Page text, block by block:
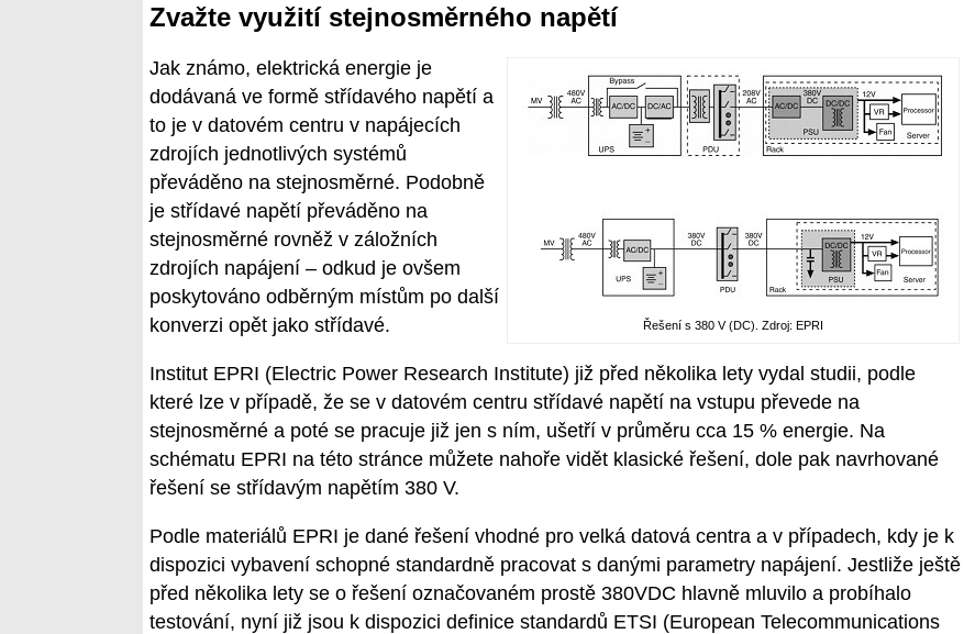
Zvažte využití stejnosměrného napětí
Řešení s 380 V (DC). Zdroj: EPRI
Jak známo, elektrická energie je
dodávaná ve formě střídavého napětí a
to je v datovém centru v napájecích
zdrojích jednotlivých systémů
převáděno na stejnosměrné. Podobně
je střídavé napětí převáděno na
stejnosměrné rovněž v záložních
zdrojích napájení – odkud je ovšem
poskytováno odběrným místům po další
konverzi opět jako střídavé.
Institut EPRI (Electric Power Research Institute) již před několika lety vydal studii, podle
které lze v případě, že se v datovém centru střídavé napětí na vstupu převede na
stejnosměrné a poté se pracuje již jen s ním, ušetří v průměru cca 15 % energie. Na
schématu EPRI na této stránce můžete nahoře vidět klasické řešení, dole pak navrhované
řešení se střídavým napětím 380 V.
Podle materiálů EPRI je dané řešení vhodné pro velká datová centra a v případech, kdy je k
dispozici vybavení schopné standardně pracovat s danými parametry napájení. Jestliže ještě
před několika lety se o řešení označovaném prostě 380VDC hlavně mluvilo a probíhalo
testování, nyní již jsou k dispozici definice standardů ETSI (European Telecommunications